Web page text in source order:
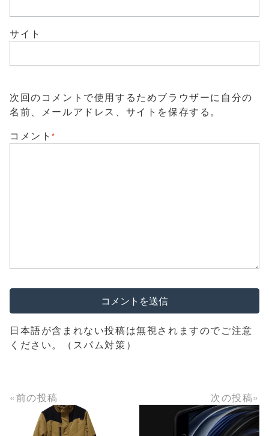
サイト
次回のコメントで使用するためブラウザーに自分の
名前、メールアドレス、サイトを保存する。
コメント*
日本語が含まれない投稿は無視されますのでご注意
ください。（スパム対策）
«前の投稿 次の投稿»